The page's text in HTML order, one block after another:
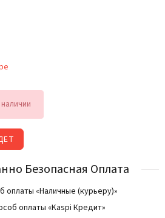
Безопасная Оплата